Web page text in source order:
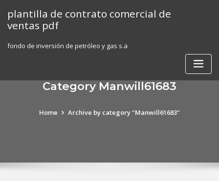
content
plantilla de contrato comercial de
ventas pdf
fondo de inversión de petróleo y gas s.a
Category Manwill61683
Home Archive by category "Manwill61683"